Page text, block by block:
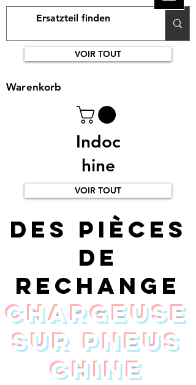
VOIR TOUT
Indoc
hine
Warenkorb
Des pièces
de
rechange
chargeuse
sur pneus
Chine
VOIR TOUT